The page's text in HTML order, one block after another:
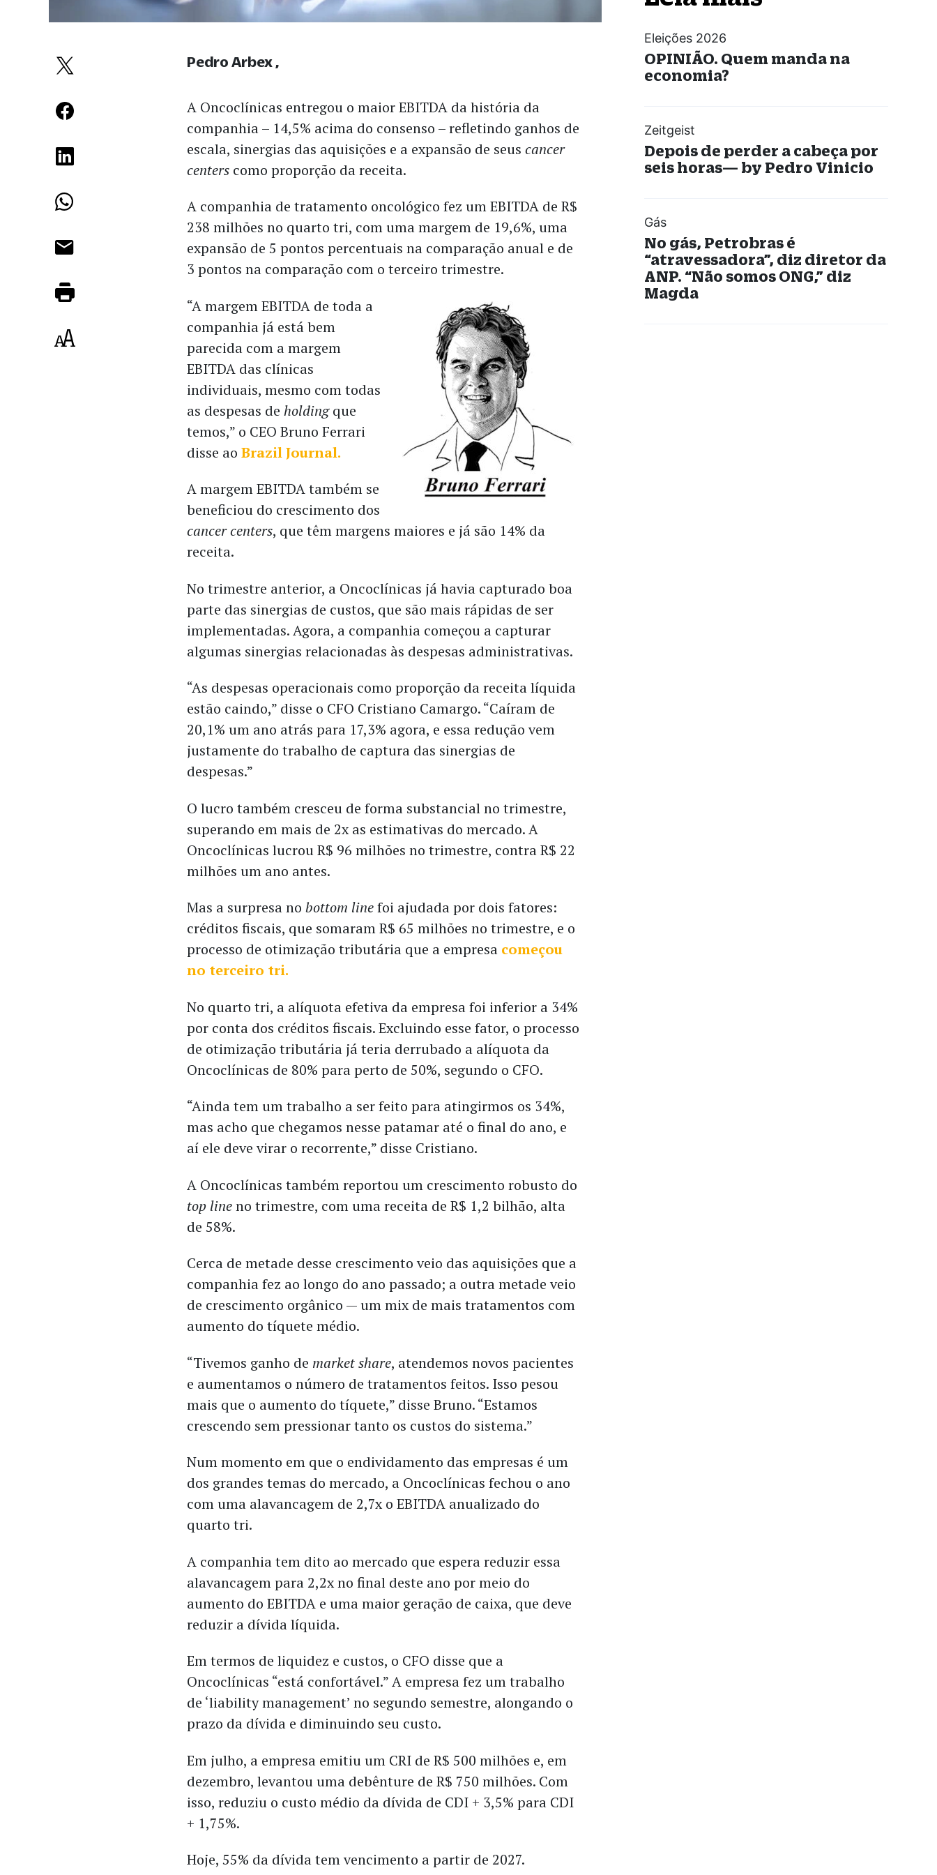
A Oncoclínicas entregou o maior EBITDA da história da
companhia – 14,5% acima do consenso – refletindo ganhos de
escala, sinergias das aquisições e a expansão de seuscancer
centers como proporção da receita.
A companhia de tratamento oncológico fez um EBITDA de R$
238 milhões no quarto tri, com uma margem de 19,6%, uma
expansão de 5 pontos percentuais na comparação anual e de
3 pontos na comparação com o terceiro trimestre.
“A margem EBITDA de toda a
companhia já está bem
parecida com a margem
EBITDA das clínicas
individuais, mesmo com todas
as despesas deholdingque
temos,” o CEO Bruno Ferrari
disse aoBrazil Journal.
A margem EBITDA também se
beneficiou do crescimento dos
cancer centers, que têm margens maiores e já são 14% da
receita.
No trimestre anterior, a Oncoclínicas já havia capturado boa
parte das sinergias de custos, que são mais rápidas de ser
implementadas. Agora, a companhia começou a capturar
algumas sinergias relacionadas às despesas administrativas.
“As despesas operacionais como proporção da receita líquida
estão caindo,” disse o CFO Cristiano Camargo. “Caíram de
20,1% um ano atrás para 17,3% agora, e essa redução vem
justamente do trabalho de captura das sinergias de
despesas.”
O lucro também cresceu de forma substancial no trimestre,
superando em mais de 2x as estimativas do mercado. A
Oncoclínicas lucrou R$ 96 milhões no trimestre, contra R$ 22
milhões um ano antes.
Mas a surpresa nobottom linefoi ajudada por dois fatores:
créditos fiscais, que somaram R$ 65 milhões no trimestre, e o
processo de otimização tributária que a empresa começou
no terceiro tri.
No quarto tri, a alíquota efetiva da empresa foi inferior a 34%
por conta dos créditos fiscais. Excluindo esse fator, o processo
de otimização tributária já teria derrubado a alíquota da
Oncoclínicas de 80% para perto de 50%, segundo o CFO.
“Ainda tem um trabalho a ser feito para atingirmos os 34%,
mas acho que chegamos nesse patamar até o final do ano, e
aí ele deve virar o recorrente,” disse Cristiano.
A Oncoclínicas também reportou um crescimento robusto do
top lineno trimestre, com uma receita de R$ 1,2 bilhão, alta
de 58%.
Cerca de metade desse crescimento veio das aquisições que a
companhia fez ao longo do ano passado; a outra metade veio
de crescimento orgânico — um mix de mais tratamentos com
aumento do tíquete médio.
“Tivemos ganho de market share, atendemos novos pacientes
e aumentamos o número de tratamentos feitos. Isso pesou
mais que o aumento do tíquete,” disse Bruno. “Estamos
crescendo sem pressionar tanto os custos do sistema.”
Num momento em que o endividamento das empresas é um
dos grandes temas do mercado, a Oncoclínicas fechou o ano
com uma alavancagem de 2,7x o EBITDA anualizado do
quarto tri.
A companhia tem dito ao mercado que espera reduzir essa
alavancagem para 2,2x no final deste ano por meio do
aumento do EBITDA e uma maior geração de caixa, que deve
reduzir a dívida líquida.
Em termos de liquidez e custos, o CFO disse que a
Oncoclínicas “está confortável.” A empresa fez um trabalho
de ‘liability management’ no segundo semestre, alongando o
prazo da dívida e diminuindo seu custo.
Em julho, a empresa emitiu um CRI de R$ 500 milhões e, em
dezembro, levantou uma debênture de R$ 750 milhões. Com
isso, reduziu o custo médio da dívida de CDI + 3,5% para CDI
+ 1,75%.
Hoje, 55% da dívida tem vencimento a partir de 2027.
Pedro Arbex
Eleições 2026
OPINIÃO. Quem manda na
economia?
Zeitgeist
Depois de perder a cabeça por
seis horas— by Pedro Vinicio
Gás
No gás, Petrobras é
“atravessadora”, diz diretor da
ANP. “Não somos ONG,” diz
Magda